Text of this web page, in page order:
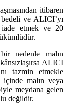
itibaren
ve ALICI’yı
etmek ve 20
nedenle malın
ALICI
tazmin etmekle
malın veya
meydana gelen
değildir.